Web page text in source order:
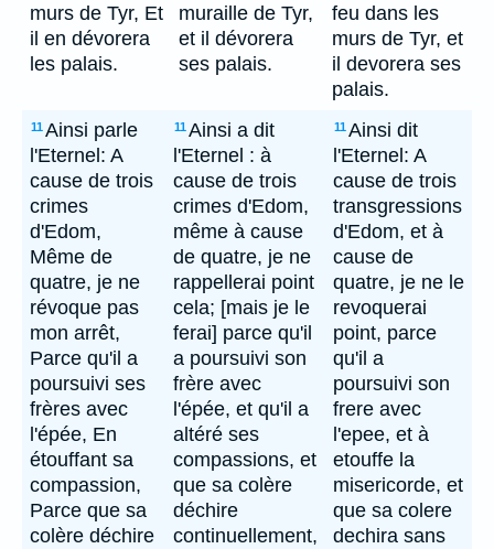
murs de Tyr, Et
il en dévorera
les palais.
muraille de Tyr,
et il dévorera
ses palais.
feu dans les
murs de Tyr, et
il devorera ses
palais.
11Ainsi parle
l'Eternel: A
cause de trois
crimes
d'Edom,
Même de
quatre, je ne
révoque pas
mon arrêt,
Parce qu'il a
poursuivi ses
frères avec
l'épée, En
étouffant sa
compassion,
Parce que sa
colère déchire
11Ainsi a dit
l'Eternel : à
cause de trois
crimes d'Edom,
même à cause
de quatre, je ne
rappellerai point
cela; [mais je le
ferai] parce qu'il
a poursuivi son
frère avec
l'épée, et qu'il a
altéré ses
compassions, et
que sa colère
déchire
continuellement,
11Ainsi dit
l'Eternel: A
cause de trois
transgressions
d'Edom, et à
cause de
quatre, je ne le
revoquerai
point, parce
qu'il a
poursuivi son
frere avec
l'epee, et à
etouffe la
misericorde, et
que sa colere
dechira sans